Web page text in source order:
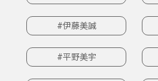
#伊藤美誠
#平野美宇